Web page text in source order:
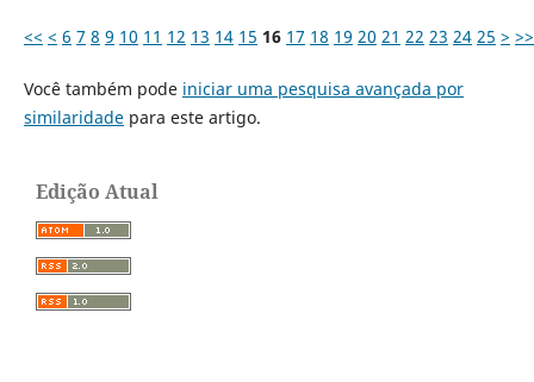
<< < 6 7 8 9 10 11 12 13 14 15 16 17 18 19 20 21 22 23 24 25 > >>
Você também pode iniciar uma pesquisa avançada por
similaridadepara este artigo.
Edição Atual